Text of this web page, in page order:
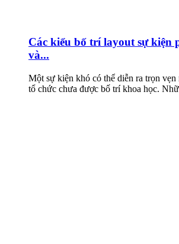
Các kiểu bố trí layout sự kiện
và...
Một sự kiện khó có thể diễn ra trọn vẹn
tổ chức chưa được bố trí khoa học.